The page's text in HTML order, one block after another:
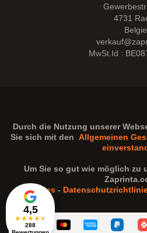
4,5
★★★★★
288
4731
MwSt.Id :
Durch die Nutzung unserer
Sie sich mit den Allgemeinen
Um Sie so gut wie möglich zu
Cookies -